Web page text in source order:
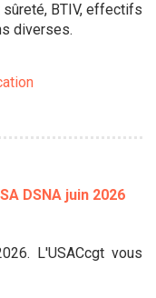
BTIV, effectifs
diverses.
DSNA juin 2026
L'USACcgt vous